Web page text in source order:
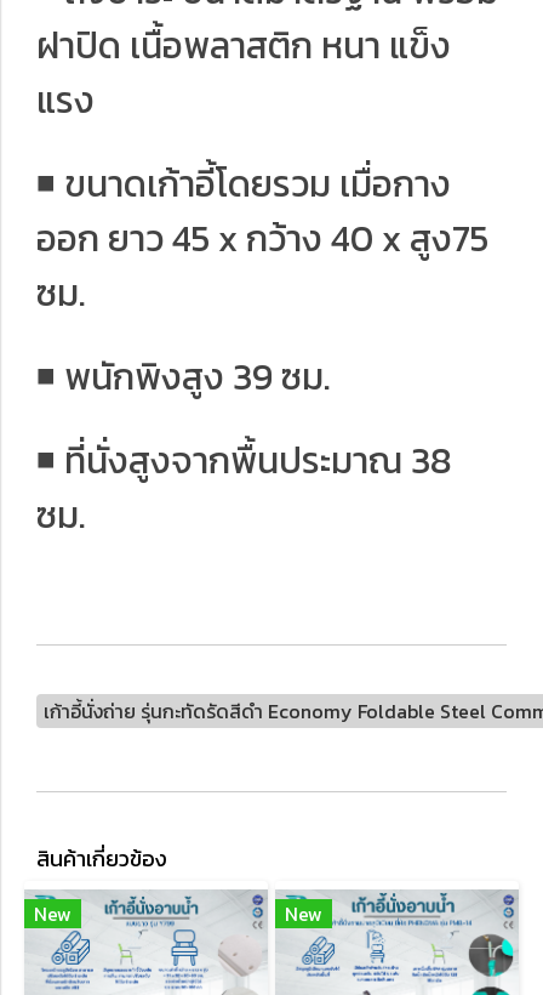
ฝาปิด เนื้อพลาสติก หนา แข็ง
แรง
◾️ ขนาดเก้าอี้โดยรวม เมื่อกาง
ออก ยาว 45 x กว้าง 40 x สูง75
ซม.
◾️ พนักพิงสูง 39 ซม.
◾️ ที่นั่งสูงจากพื้นประมาณ 38
ซม.
เก้าอี้นั่งถ่าย รุ่นกะทัดรัดสีดำ Economy Foldable Steel
สินค้าเกี่ยวข้อง
New New